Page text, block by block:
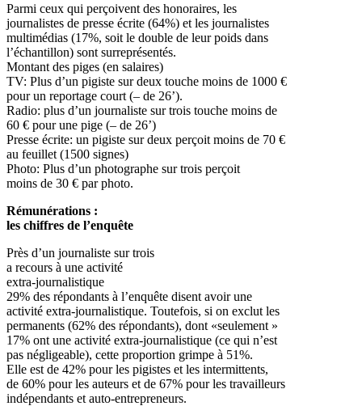
Parmi ceux qui perçoivent des honoraires, les
journalistes de presse écrite (64%) et les journalistes
multimédias (17%, soit le double de leur poids dans
l’échantillon) sont surreprésentés.
Montant des piges (en salaires)
TV: Plus d’un pigiste sur deux touche moins de 1000 €
pour un reportage court (– de 26’).
Radio: plus d’un journaliste sur trois touche moins de
60 € pour une pige (– de 26’)
Presse écrite: un pigiste sur deux perçoit moins de 70 €
au feuillet (1500 signes)
Photo: Plus d’un photographe sur trois perçoit
moins de 30 € par photo.
Rémunérations :
les chiffres de l’enquête
Près d’un journaliste sur trois
a recours à une activité
extra-journalistique
29% des répondants à l’enquête disent avoir une
activité extra-journalistique. Toutefois, si on exclut les
permanents (62% des répondants), dont «seulement »
17% ont une activité extra-journalistique (ce qui n’est
pas négligeable), cette proportion grimpe à 51%.
Elle est de 42% pour les pigistes et les intermittents,
de 60% pour les auteurs et de 67% pour les travailleurs
indépendants et auto-entrepreneurs.